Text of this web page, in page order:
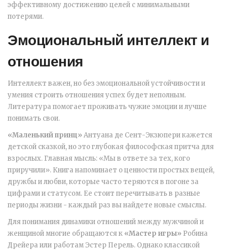
эффективному достижению целей с минимальными
потерями.
Эмоциональный интеллект и
отношения
Интеллект важен, но без эмоциональной устойчивости и
умения строить отношения успех будет неполным.
Литература помогает проживать чужие эмоции и лучше
понимать свои.
«Маленький принц»Антуана де Сент-Экзюперикажется
детской сказкой, но это глубокая философская притча для
взрослых. Главная мысль: «Мы в ответе за тех, кого
приручили». Книга напоминает о ценности простых вещей,
дружбы и любви, которые часто теряются в погоне за
цифрами и статусом. Ее стоит перечитывать в разные
периоды жизни - каждый раз вы найдете новые смыслы.
Для понимания динамики отношений между мужчиной и
женщиной многие обращаются к «Мастер игры» Робина
Дрейера или работам Эстер Перель. Однако классикой